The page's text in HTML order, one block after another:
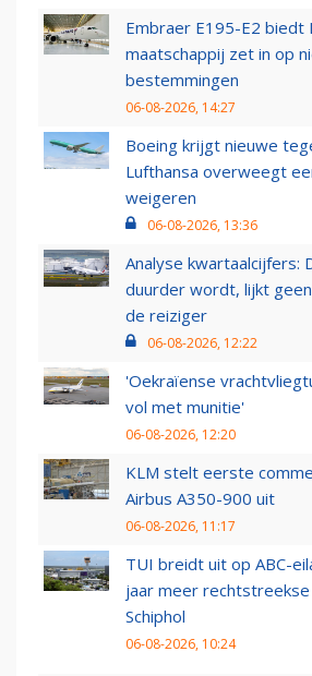
Embraer E195-E2 biedt
maatschappij zet in op
bestemmingen
06-08-2026, 14:27
Boeing krijgt nieuwe
Lufthansa overweegt
weigeren
06-08-2026, 13:36
Analyse kwartaalcijfers:
duurder wordt, lijkt
de reiziger
06-08-2026, 12:22
'Oekraïense
vol met munitie'
06-08-2026, 12:20
KLM stelt eerste
Airbus A350-900 uit
06-08-2026, 11:17
TUI breidt uit op ABC-
jaar meer
Schiphol
06-08-2026, 10:24